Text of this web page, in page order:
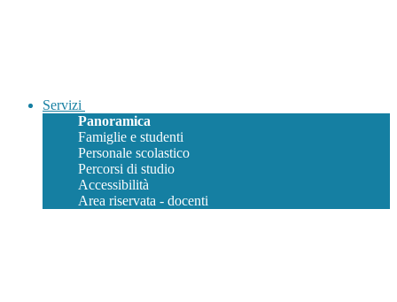
Servizi
Panoramica
Famiglie e studenti
Personale scolastico
Percorsi di studio
Accessibilità
Area riservata - docenti